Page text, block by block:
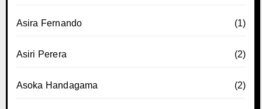
Asira Fernando (1)
Asiri Perera (2)
Asoka Handagama (2)